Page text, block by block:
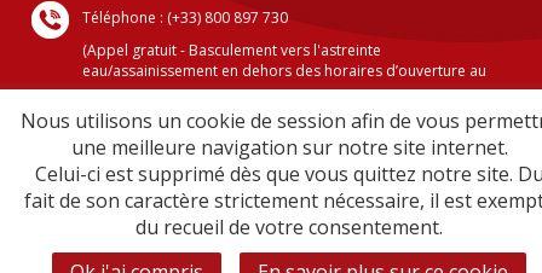
Téléphone : (+33) 800 897 730
(Appel gratuit - Basculement vers l'astreinte
eau/assainissement en dehors des horaires d’ouverture au
public )
Crédits
Mentions légales
Plan du site
Sécurité informatique
Nous utilisons un cookie de session afin de vous
une meilleure navigation sur notre site internet.
Celui-ci est supprimé dès que vous quittez notre site.
fait de son caractère strictement nécessaire, il est
du recueil de votre consentement.